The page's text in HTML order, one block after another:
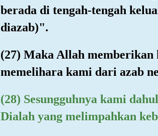
berada di tengah-tengah
diazab)".
(27) Maka Allah
memelihara kami dari azab
(28) Sesungguhnya kami
Dialah yang melimpahkan